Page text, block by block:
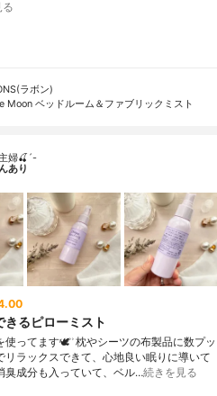
る
ラボン)
Moon ベッドルーム＆ファブリックミスト
婦🍒´-
あり
きるピローミスト
使ってます🕊 ͗ ͗枕やシーツの布製品に数プッ
リラックスできて、心地良い眠りに導いて
臭成分も入っていて、ベル…続きを見る